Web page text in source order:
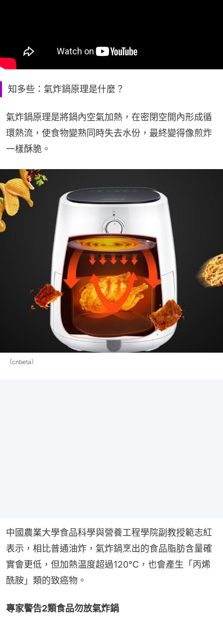
知多些：氣炸鍋原理是什麼？
氣炸鍋原理是將鍋內空氣加熱，在密閉空間內形成循
環熱流，使食物變熟同時失去水份，最終變得像煎炸
一樣酥脆。
（cnbeta）
中國農業大學食品科學與營養工程學院副教授範志紅
表示，相比普通油炸，氣炸鍋烹出的食品脂肪含量確
實會更低，但加熱温度超過120℃，也會產生「丙烯
酰胺」類的致癌物。
專家警告2類食品勿放氣炸鍋